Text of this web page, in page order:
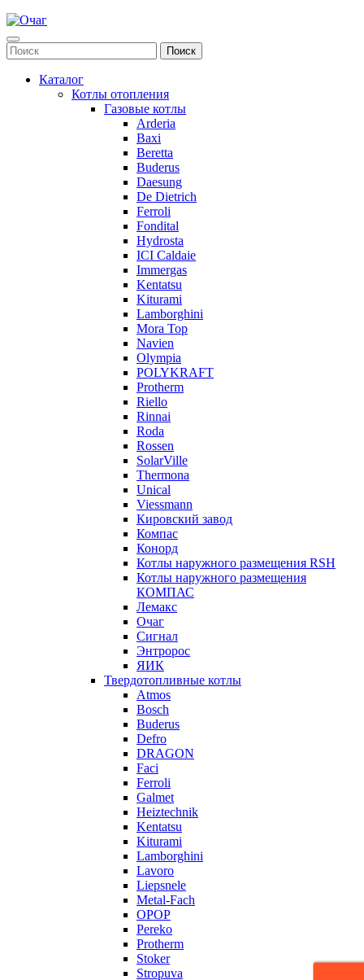
Каталог
Котлы отопления
Газовые котлы
Arderia
Baxi
Beretta
Buderus
Daesung
De Dietrich
Ferroli
Fondital
Hydrosta
ICI Caldaie
Immergas
Kentatsu
Kiturami
Lamborghini
Mora Top
Navien
Olympia
POLYKRAFT
Protherm
Riello
Rinnai
Roda
Rossen
SolarVille
Thermona
Unical
Viessmann
Кировский завод
Компас
Конорд
Котлы наружного размещения RSH
Котлы наружного размещения
КОМПАС
Лемакс
Очаг
Сигнал
Энтророс
ЯИК
Твердотопливные котлы
Atmos
Bosch
Buderus
Defro
DRAGON
Faci
Ferroli
Galmet
Heiztechnik
Kentatsu
Kiturami
Lamborghini
Lavoro
Liepsnele
Metal-Fach
OPOP
Pereko
Protherm
Stoker
Stropuva